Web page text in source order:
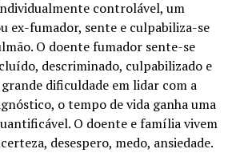
controlável, um
ex-fumador, sente e culpabiliza-se
O doente fumador sente-se
descriminado, culpabilizado e
dificuldade em lidar com a
o tempo de vida ganha uma
O doente e família vivem
desespero, medo, ansiedade.